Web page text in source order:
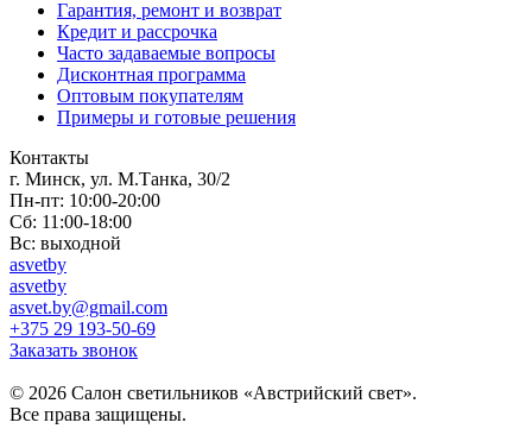
Гарантия, ремонт и возврат
Кредит и рассрочка
Часто задаваемые вопросы
Дисконтная программа
Оптовым покупателям
Примеры и готовые решения
Контакты
г. Минск, ул. М.Танка, 30/2
Пн-пт: 10:00-20:00
Сб: 11:00-18:00
Вс: выходной
asvetby
asvetby
asvet.by@gmail.com
+375 29 193-50-69
Заказать звонок
© 2026 Салон светильников «Австрийский свет».
Все права защищены.